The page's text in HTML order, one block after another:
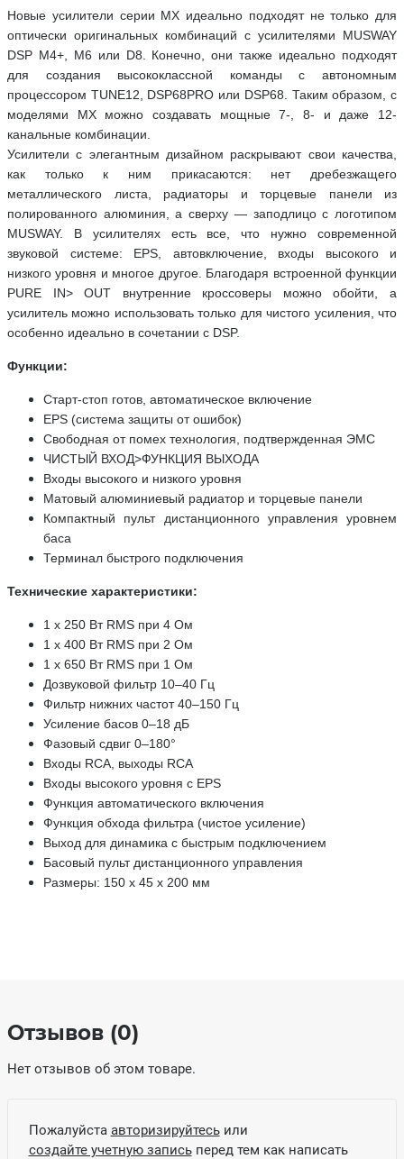
Новые усилители серии MX идеально подходят не только для
оптически оригинальных комбинаций с усилителями MUSWAY
DSP M4+, M6 или D8. Конечно, они также идеально подходят
для создания высококлассной команды с автономным
процессором TUNE12, DSP68PRO или DSP68. Таким образом, с
моделями MX можно создавать мощные 7-, 8- и даже 12-
канальные комбинации.
Усилители с элегантным дизайном раскрывают свои качества,
как только к ним прикасаются: нет дребезжащего
металлического листа, радиаторы и торцевые панели из
полированного алюминия, а сверху — заподлицо с логотипом
MUSWAY. В усилителях есть все, что нужно современной
звуковой системе: EPS, автовключение, входы высокого и
низкого уровня и многое другое. Благодаря встроенной функции
PURE IN> OUT внутренние кроссоверы можно обойти, а
усилитель можно использовать только для чистого усиления, что
особенно идеально в сочетании с DSP.
Функции:
Старт-стоп готов, автоматическое включение
EPS (система защиты от ошибок)
Свободная от помех технология, подтвержденная ЭМС
ЧИСТЫЙ ВХОД>ФУНКЦИЯ ВЫХОДА
Входы высокого и низкого уровня
Матовый алюминиевый радиатор и торцевые панели
Компактный пульт дистанционного управления уровнем
баса
Терминал быстрого подключения
Технические характеристики:
1 x 250 Вт RMS при 4 Ом
1 x 400 Вт RMS при 2 Ом
1 x 650 Вт RMS при 1 Ом
Дозвуковой фильтр 10–40 Гц
Фильтр нижних частот 40–150 Гц
Усиление басов 0–18 дБ
Фазовый сдвиг 0–180°
Входы RCA, выходы RCA
Входы высокого уровня с EPS
Функция автоматического включения
Функция обхода фильтра (чистое усиление)
Выход для динамика с быстрым подключением
Басовый пульт дистанционного управления
Размеры: 150 х 45 х 200 мм
Отзывов (0)
Нет отзывов об этом товаре.
Пожалуйста авторизируйтесьили
создайте учетную записьперед тем как написать